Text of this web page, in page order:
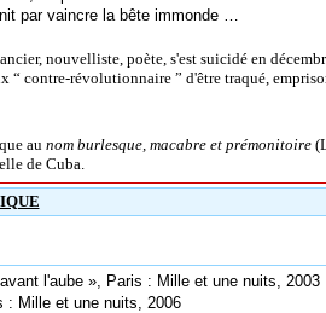
par vaincre la bête immonde …
nouvelliste, poète, s'est suicidé en
“ contre-révolutionnaire ” d'être traqué,
aunom burlesque, macabre et prémonitoire
de Cuba.
l'aube », Paris : Mille et une nuits, 2003
: Mille et une nuits, 2006